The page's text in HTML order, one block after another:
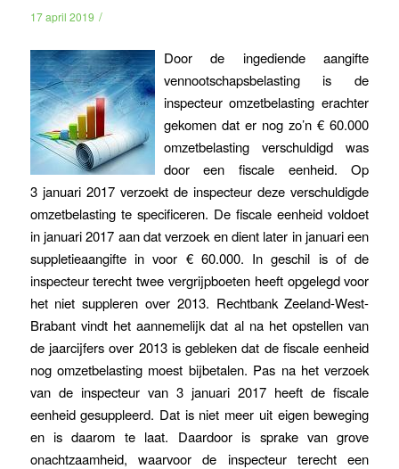
17 april 2019 /
Door de ingediende aangifte
vennootschapsbelasting is de
inspecteur omzetbelasting erachter
gekomen dat er nog zo’n € 60.000
omzetbelasting verschuldigd was
door een fiscale eenheid. Op
3 januari 2017 verzoekt de inspecteur deze verschuldigde
omzetbelasting te specificeren. De fiscale eenheid voldoet
in januari 2017 aan dat verzoek en dient later in januari een
suppletieaangifte in voor € 60.000. In geschil is of de
inspecteur terecht twee vergrijpboeten heeft opgelegd voor
het niet suppleren over 2013. Rechtbank Zeeland-West-
Brabant vindt het aannemelijk dat al na het opstellen van
de jaarcijfers over 2013 is gebleken dat de fiscale eenheid
nog omzetbelasting moest bijbetalen. Pas na het verzoek
van de inspecteur van 3 januari 2017 heeft de fiscale
eenheid gesuppleerd. Dat is niet meer uit eigen beweging
en is daarom te laat. Daardoor is sprake van grove
onachtzaamheid, waarvoor de inspecteur terecht een